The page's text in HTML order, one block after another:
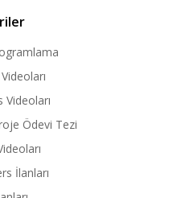
Ödevi Tezi
İlanları